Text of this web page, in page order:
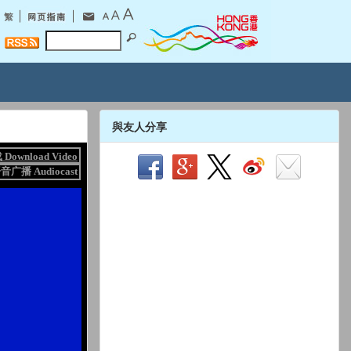
與友人分享